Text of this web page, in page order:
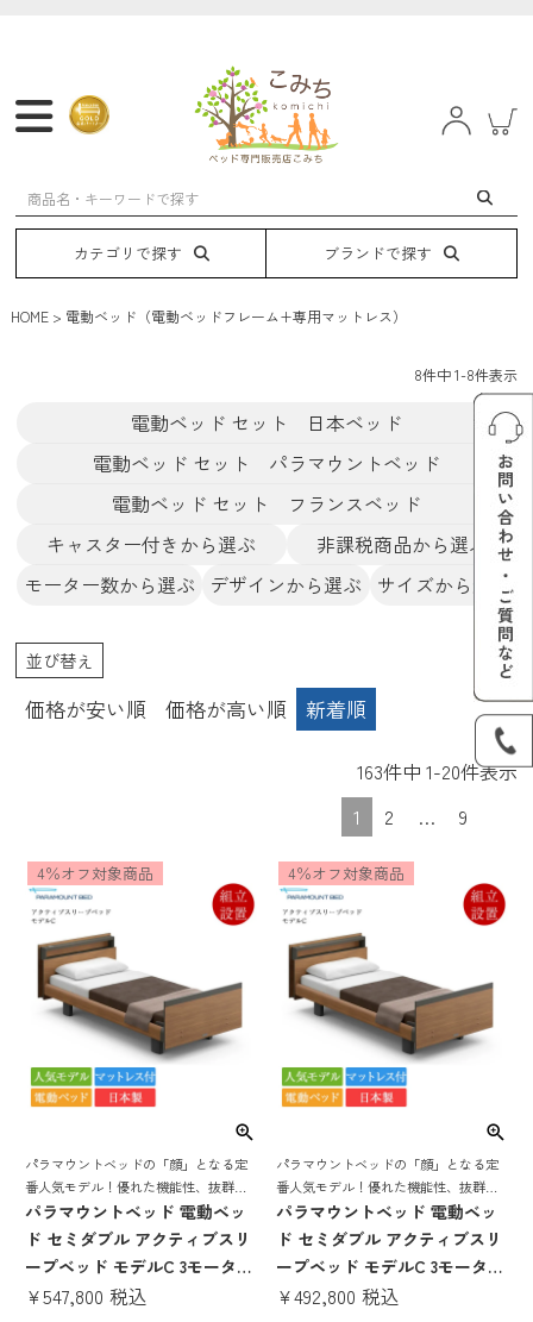
マットレス フレーム ベッド 電動ベッド
カテゴリで探す ブランドで探す
HOME 電動ベッド（電動ベッドフレーム+専用マットレス）
8件中 1-8件表示
電動ベッド セット 日本ベッド
電動ベッド セット パラマウントベッド
電動ベッド セット フランスベッド
キャスター付きから選ぶ
非課税商品から選ぶ
モーター数から選ぶ
デザインから選ぶ サイズから選ぶ
並び替え
価格が安い順 価格が高い順 新着順
163件中 1-20件表示
1
2 … 9
パラマウントベッドの「顔」となる定
番人気モデル！優れた機能性、抜群の
寝心地を誇る 電動リクライニングベッ
ド
パラマウントベッド 電動ベッ
ド セミダブル アクティブスリ
ープベッド モデルC 3モーター
キューブボード ヨーロピアン
4％オフ対象商品
¥547,800 税込
パラマウントベッドの「顔」となる定
番人気モデル！優れた機能性、抜群の
寝心地を誇る 電動リクライニングベッ
ド
パラマウントベッド 電動ベッ
ド セミダブル アクティブスリ
ープベッド モデルC 3モーター
キューブボード ヨーロピアン
4％オフ対象商品
¥492,800 税込